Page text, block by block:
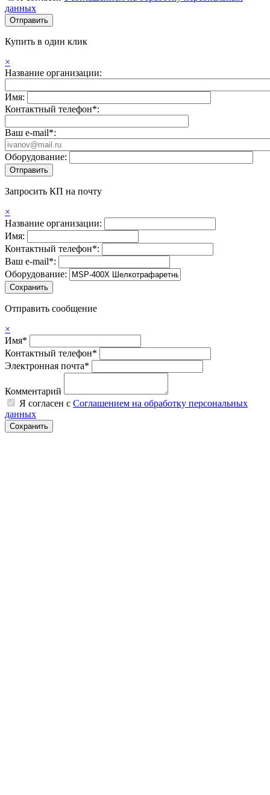
данных
Купить в один клик
×
Название организации:
Имя:
Контактный телефон*:
Ваш e-mail*:
Оборудование:
Запросить КП на почту
×
Название организации:
Имя:
Контактный телефон*:
Ваш e-mail*:
Оборудование:
Отправить сообщение
×
Имя*
Контактный телефон*
Электронная почта*
Комментарий
Я согласен с Соглашением на обработку персональных
данных